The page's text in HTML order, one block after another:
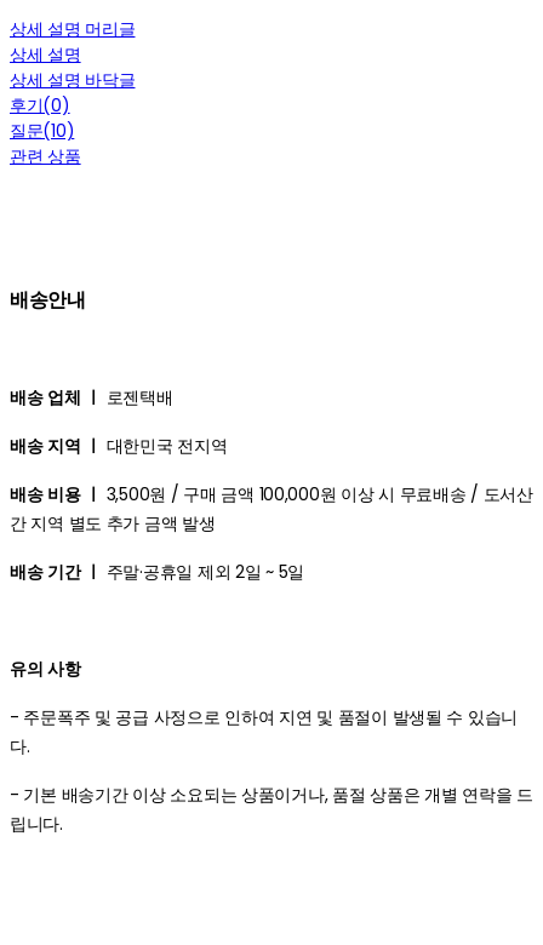
상세 설명 머리글
상세 설명
상세 설명 바닥글
후기(0)
질문(10)
관련 상품
배송안내
배송 업체 ㅣ 로젠택배
배송 지역 ㅣ 대한민국 전지역
배송 비용 ㅣ 3,500원 / 구매 금액 100,000원 이상 시 무료배송 / 도서산
간 지역 별도 추가 금액 발생
배송 기간 ㅣ 주말·공휴일 제외 2일 ~ 5일
유의 사항
- 주문폭주 및 공급 사정으로 인하여 지연 및 품절이 발생될 수 있습니
다.
- 기본 배송기간 이상 소요되는 상품이거나, 품절 상품은 개별 연락을 드
립니다.